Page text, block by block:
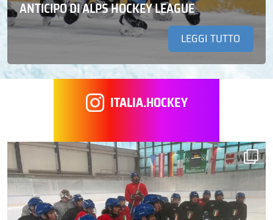
ANTICIPO DI ALPS HOCKEY LEAGUE
LEGGI TUTTO
ITALIA.HOCKEY